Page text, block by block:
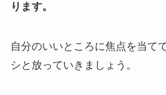
ります。
自分のいいところに焦点を当て
シと放っていきましょう。